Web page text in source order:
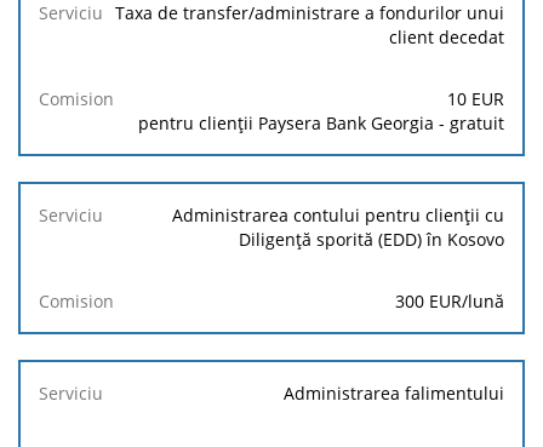
Taxa de transfer/administrare a fondurilor unui
client decedat
10 EUR
pentru clienții Paysera Bank Georgia - gratuit
Administrarea contului pentru clienții cu
Diligență sporită (EDD) în Kosovo
300 EUR/lună
Administrarea falimentului